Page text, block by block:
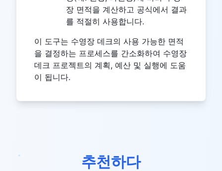
장 면적을 계산하고 공식에서 결과
를 적절히 사용합니다.
이 도구는 수영장 데크의 사용 가능한 면적
을 결정하는 프로세스를 간소화하여 수영장
데크 프로젝트의 계획, 예산 및 실행에 도움
이 됩니다.
추천하다